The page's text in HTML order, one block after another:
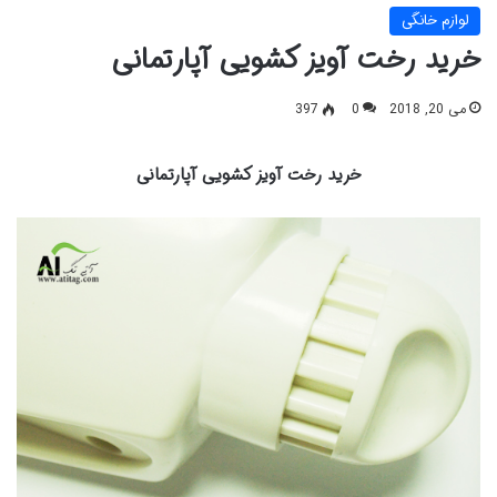
لوازم خانگی
خرید رخت آویز کشویی آپارتمانی
می 20, 2018 0
397
خرید رخت آویز کشویی آپارتمانی